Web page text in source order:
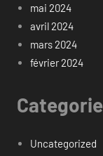
mai 2024
avril 2024
mars 2024
février 2024
Uncategorized